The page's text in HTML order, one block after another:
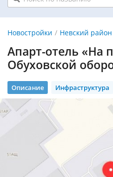
Новостройки Невский район
Апарт-отель «На
Обуховской
Описание Инфраструктура